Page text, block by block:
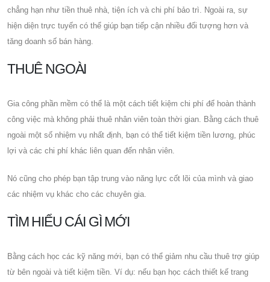
chẳng hạn như tiền thuê nhà, tiện ích và chi phí bảo trì. Ngoài ra, sự
hiện diện trực tuyến có thể giúp bạn tiếp cận nhiều đối tượng hơn và
tăng doanh số bán hàng.
THUÊ NGOÀI
Gia công phần mềm có thể là một cách tiết kiệm chi phí để hoàn thành
công việc mà không phải thuê nhân viên toàn thời gian. Bằng cách thuê
ngoài một số nhiệm vụ nhất định, bạn có thể tiết kiệm tiền lương, phúc
lợi và các chi phí khác liên quan đến nhân viên.
Nó cũng cho phép bạn tập trung vào năng lực cốt lõi của mình và giao
các nhiệm vụ khác cho các chuyên gia.
TÌM HIỂU CÁI GÌ MỚI
Bằng cách học các kỹ năng mới, bạn có thể giảm nhu cầu thuê trợ giúp
từ bên ngoài và tiết kiệm tiền. Ví dụ: nếu bạn học cách thiết kế trang